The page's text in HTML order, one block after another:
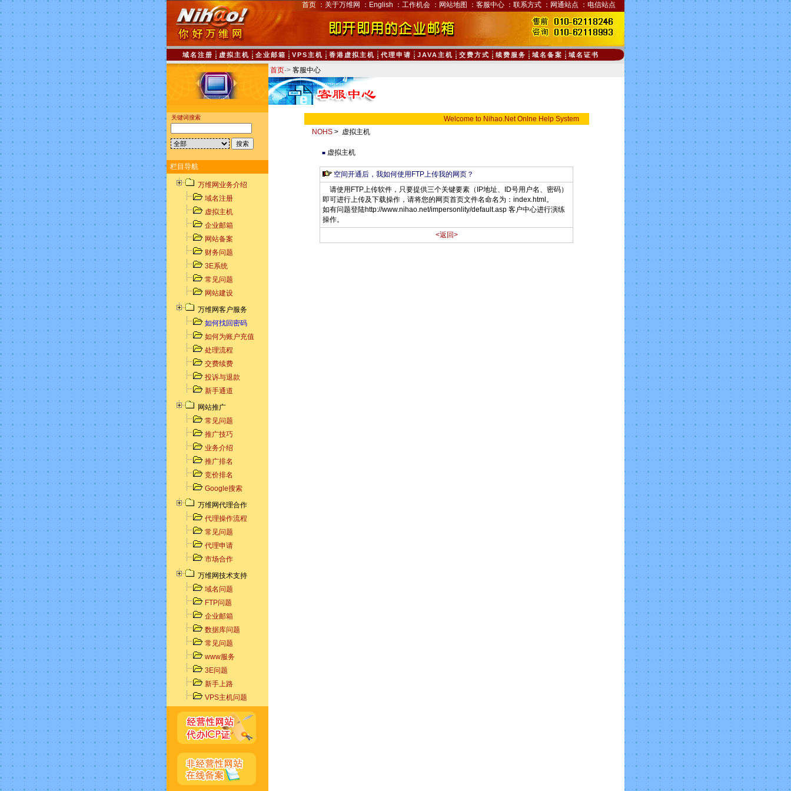
首页 ： 关于万维网 ： English ： 工作机会 ： 网站地图 ： 客服中心 ： 联系方式 ： 网通站点 ： 电信站点
域名注册 虚拟主机 企业邮箱 VPS主机 香港虚拟主机 代理申请 JAVA主机 交费方式 续费服务 域名备案 域名证书
关键词搜索
栏目导航
万维网业务介绍
域名注册
虚拟主机
企业邮箱
网站备案
财务问题
3E系统
常见问题
网站建设
万维网客户服务
如何找回密码
如何为账户充值
处理流程
交费续费
投诉与退款
新手通道
网站推广
常见问题
推广技巧
业务介绍
推广排名
竞价排名
Google搜索
万维网代理合作
代理操作流程
常见问题
代理申请
市场合作
万维网技术支持
域名问题
FTP问题
企业邮箱
数据库问题
常见问题
www服务
3E问题
新手上路
VPS主机问题
首页-> 客服中心
Welcome to Nihao.Net Onlne Help System
NOHS> 虚拟主机
■虚拟主机
空间开通后，我如何使用FTP上传我的网页？
请使用FTP上传软件，只要提供三个关键要素（IP地址、ID号用户名、密码）
即可进行上传及下载操作，请将您的网页首页文件名命名为：index.html。
如有问题登陆http://www.nihao.net/impersonlity/default.asp 客户中心进行演练
操作。
<返回>